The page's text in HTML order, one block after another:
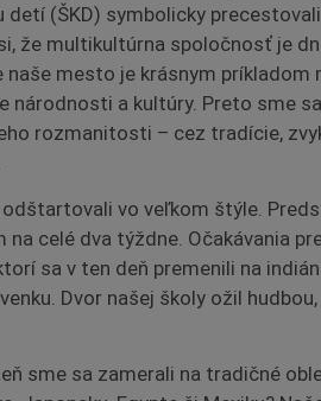
detí (ŠKD) symbolicky
že multikultúrna spoločnosť je
naše mesto je krásnym príkladom
národnosti a kultúry. Preto sme
rozmanitosti – cez tradície,
odštartovali vo veľkom štýle.
na celé dva týždne. Očakávania
sa v ten deň premenili na
Dvor našej školy ožil
sme sa zamerali na tradičné